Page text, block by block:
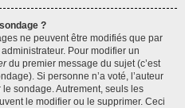
?
ne peuvent être modifiés que par
Pour modifier un
du premier message du sujet (c’est
Si personne n’a voté, l’auteur
sondage. Autrement, seuls les
le modifier ou le supprimer. Ceci